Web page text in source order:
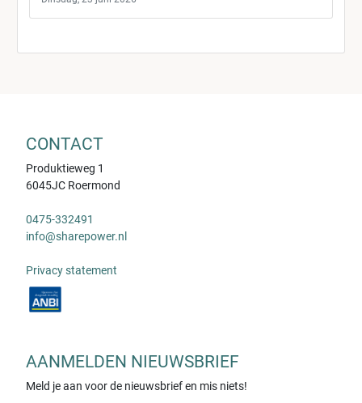
CONTACT
Produktieweg 1
6045JC Roermond
0475-332491
info@sharepower.nl
Privacy statement
AANMELDEN NIEUWSBRIEF
Meld je aan voor de nieuwsbrief en mis niets!